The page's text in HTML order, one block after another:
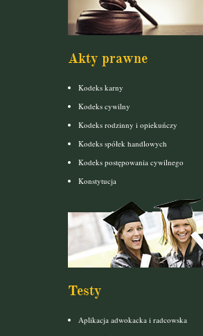
Akty prawne
Kodeks karny
Kodeks cywilny
Kodeks rodzinny i opiekuńczy
Kodeks spółek handlowych
Kodeks postępowania cywilnego
Konstytucja
Testy
Aplikacja adwokacka i radcowska